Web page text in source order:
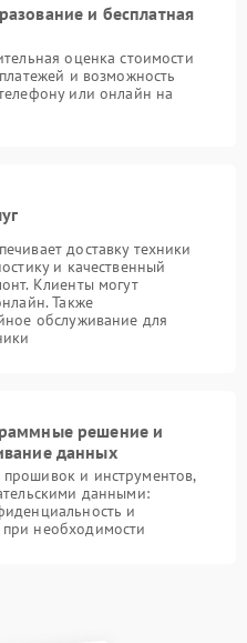
и бесплатная
оценка стоимости
и возможность
или онлайн на
доставку техники
и качественный
Клиенты могут
Также
обслуживание для
решение и
данных
и инструментов,
данными:
и
необходимости